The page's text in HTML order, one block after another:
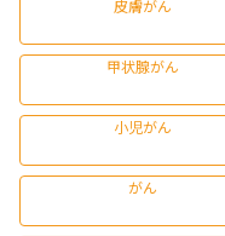
皮膚がん
甲状腺がん
小児がん
がん